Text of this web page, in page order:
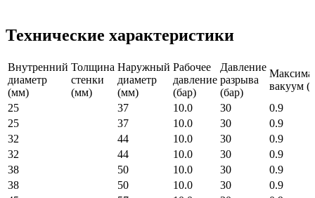
Технические характеристики
Внутренний
диаметр
(мм)
Толщина
стенки
(мм)
Наружный
диаметр
(мм)
Рабочее
давление
(бар)
Давление
разрыва
(бар)
вакуум
25
37 10.0 30
0.9
25
37 10.0 30
0.9
32
44 10.0 30
0.9
32
44 10.0 30
0.9
38
50 10.0 30
0.9
38
50 10.0 30
0.9